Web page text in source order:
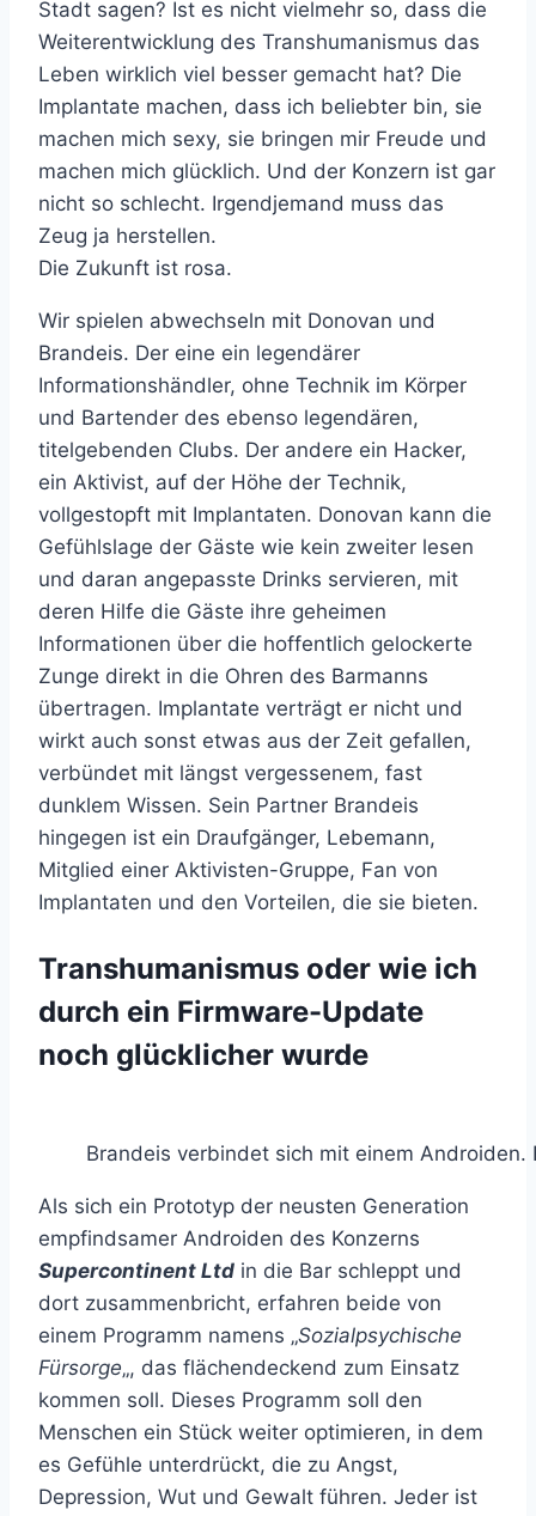
Stadt sagen? Ist es nicht vielmehr so, dass die
Weiterentwicklung des Transhumanismus das
Leben wirklich viel besser gemacht hat? Die
Implantate machen, dass ich beliebter bin, sie
machen mich sexy, sie bringen mir Freude und
machen mich glücklich. Und der Konzern ist gar
nicht so schlecht. Irgendjemand muss das
Zeug ja herstellen.
Die Zukunft ist rosa.
Wir spielen abwechseln mit Donovan und
Brandeis. Der eine ein legendärer
Informationshändler, ohne Technik im Körper
und Bartender des ebenso legendären,
titelgebenden Clubs. Der andere ein Hacker,
ein Aktivist, auf der Höhe der Technik,
vollgestopft mit Implantaten. Donovan kann die
Gefühlslage der Gäste wie kein zweiter lesen
und daran angepasste Drinks servieren, mit
deren Hilfe die Gäste ihre geheimen
Informationen über die hoffentlich gelockerte
Zunge direkt in die Ohren des Barmanns
übertragen. Implantate verträgt er nicht und
wirkt auch sonst etwas aus der Zeit gefallen,
verbündet mit längst vergessenem, fast
dunklem Wissen. Sein Partner Brandeis
hingegen ist ein Draufgänger, Lebemann,
Mitglied einer Aktivisten-Gruppe, Fan von
Implantaten und den Vorteilen, die sie bieten.
Transhumanismus oder wie ich
durch ein Firmware-Update
noch glücklicher wurde
Brandeis verbindet sich mit einem Androiden.
Als sich ein Prototyp der neusten Generation
empfindsamer Androiden des Konzerns
Supercontinent Ltd in die Bar schleppt und
dort zusammenbricht, erfahren beide von
einem Programm namens „Sozialpsychische
Fürsorge„, das flächendeckend zum Einsatz
kommen soll. Dieses Programm soll den
Menschen ein Stück weiter optimieren, in dem
es Gefühle unterdrückt, die zu Angst,
Depression, Wut und Gewalt führen. Jeder ist